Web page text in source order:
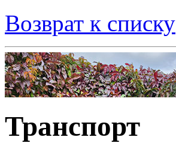
Возврат к списку
Транспорт